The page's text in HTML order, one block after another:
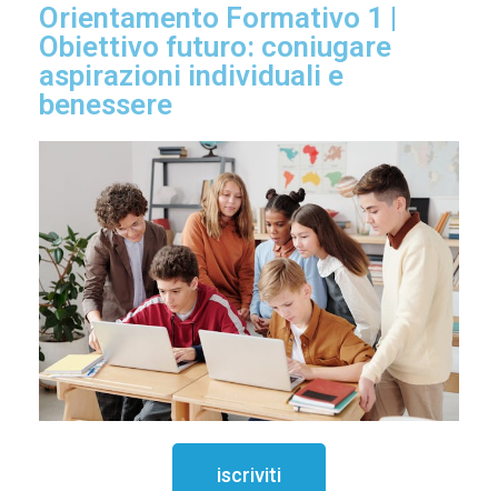
Orientamento Formativo 1 |
Obiettivo futuro: coniugare
aspirazioni individuali e
benessere
iscriviti